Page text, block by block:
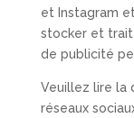
et Instagram
stocker et
de publicité
Veuillez lire la
réseaux